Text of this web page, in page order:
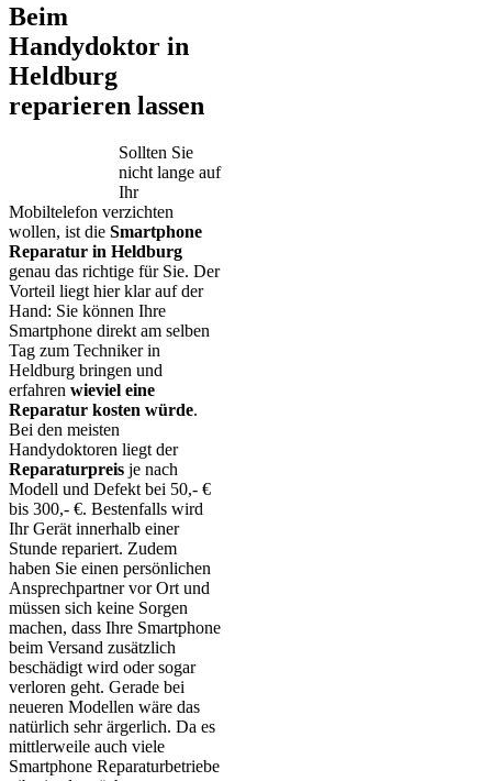
Beim
Handydoktor in
Heldburg
reparieren lassen
Sollten Sie
nicht lange auf
Ihr
Mobiltelefon verzichten
wollen, ist die Smartphone
Reparatur in Heldburg
genau das richtige für Sie. Der
Vorteil liegt hier klar auf der
Hand: Sie können Ihre
Smartphone direkt am selben
Tag zum Techniker in
Heldburg bringen und
erfahren wieviel eine
Reparatur kosten würde.
Bei den meisten
Handydoktoren liegt der
Reparaturpreis je nach
Modell und Defekt bei 50,- €
bis 300,- €. Bestenfalls wird
Ihr Gerät innerhalb einer
Stunde repariert. Zudem
haben Sie einen persönlichen
Ansprechpartner vor Ort und
müssen sich keine Sorgen
machen, dass Ihre Smartphone
beim Versand zusätzlich
beschädigt wird oder sogar
verloren geht. Gerade bei
neueren Modellen wäre das
natürlich sehr ärgerlich. Da es
mittlerweile auch viele
Smartphone Reparaturbetriebe